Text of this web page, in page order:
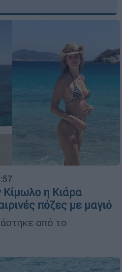
η Κιάρα
πόζες με μαγιό
από το